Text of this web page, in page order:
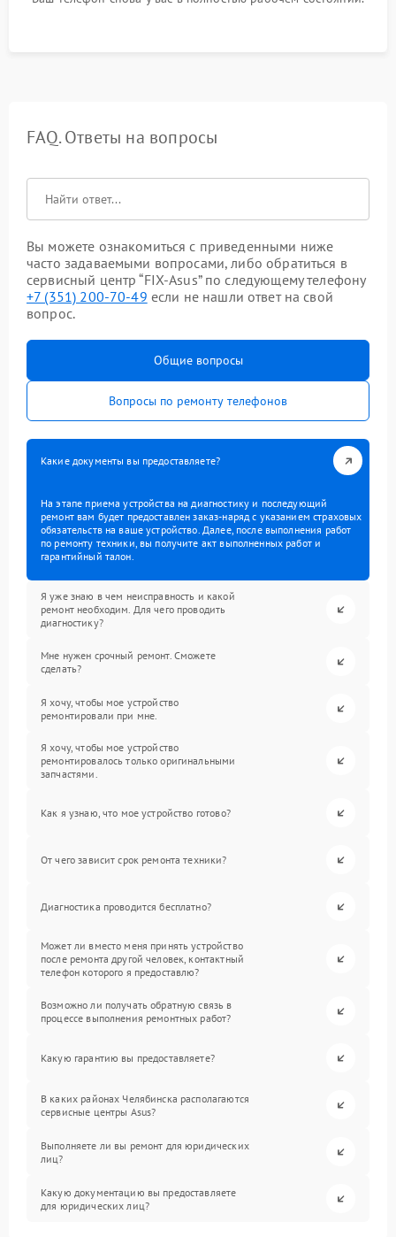
FAQ. Ответы на вопросы
Вы можете ознакомиться с приведенными ниже
часто задаваемыми вопросами, либо обратиться в
сервисный центр “FIX-Asus” по следующему телефону
+7 (351) 200-70-49 если не нашли ответ на свой
вопрос.
Общие вопросы
Вопросы по ремонту телефонов
Какие документы вы предоставляете?
На этапе приема устройства на диагностику и последующий
ремонт вам будет предоставлен заказ-наряд с указанием страховых
обязательств на ваше устройство. Далее, после выполнения работ
по ремонту техники, вы получите акт выполненных работ и
гарантийный талон.
Я уже знаю в чем неисправность и какой
ремонт необходим. Для чего проводить
диагностику?
Мне нужен срочный ремонт. Сможете
сделать?
Я хочу, чтобы мое устройство
ремонтировали при мне.
Я хочу, чтобы мое устройство
ремонтировалось только оригинальными
запчастями.
Как я узнаю, что мое устройство готово?
От чего зависит срок ремонта техники?
Диагностика проводится бесплатно?
Может ли вместо меня принять устройство
после ремонта другой человек, контактный
телефон которого я предоставлю?
Возможно ли получать обратную связь в
процессе выполнения ремонтных работ?
Какую гарантию вы предоставляете?
В каких районах Челябинска располагаются
сервисные центры Asus?
Выполняете ли вы ремонт для юридических
лиц?
Какую документацию вы предоставляете
для юридических лиц?